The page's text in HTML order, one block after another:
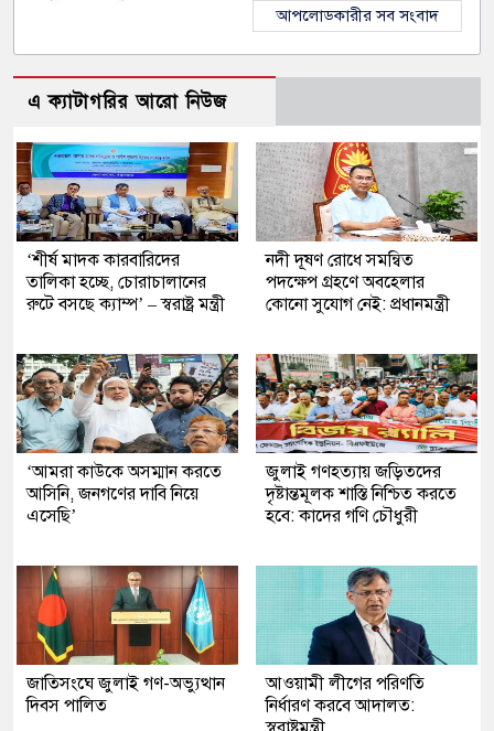
আপলোডকারীর সব সংবাদ
এ ক্যাটাগরির আরো নিউজ
‘শীর্ষ মাদক কারবারিদের
তালিকা হচ্ছে, চোরাচালানের
রুটে বসছে ক্যাম্প’ – স্বরাষ্ট্র মন্ত্রী
নদী দূষণ রোধে সমন্বিত
পদক্ষেপ গ্রহণে অবহেলার
কোনো সুযোগ নেই: প্রধানমন্ত্রী
‘আমরা কাউকে অসম্মান করতে
আসিনি, জনগণের দাবি নিয়ে
এসেছি’
জুলাই গণহত্যায় জড়িতদের
দৃষ্টান্তমূলক শাস্তি নিশ্চিত করতে
হবে: কাদের গণি চৌধুরী
জাতিসংঘে জুলাই গণ-অভ্যুত্থান
দিবস পালিত
আওয়ামী লীগের পরিণতি
নির্ধারণ করবে আদালত: